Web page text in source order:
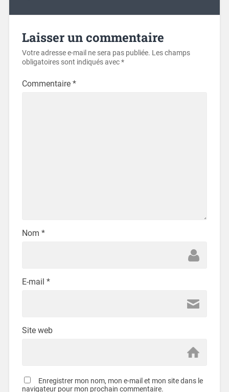
Laisser un commentaire
Votre adresse e-mail ne sera pas publiée. Les champs
obligatoires sont indiqués avec*
Commentaire *
Nom *
E-mail *
Site web
Enregistrer mon nom, mon e-mail et mon site dans le
navigateur pour mon prochain commentaire.